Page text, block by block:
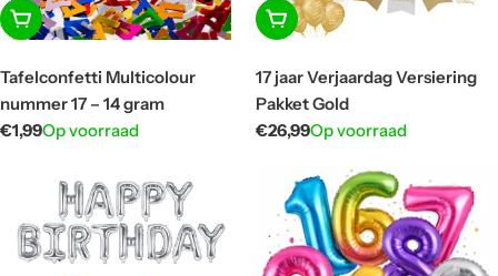
In winkelwagen
Tafelconfetti Multicolour
nummer 17 – 14 gram
Normale
€1,99Op voorraad
In winkelwagen
17 jaar Verjaardag Versiering
Pakket Gold
Normale
€26,99Op voorraad